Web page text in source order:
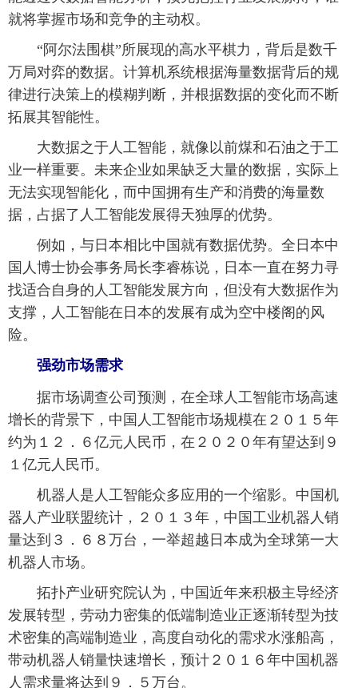
就将掌握市场和竞争的主动权。
“阿尔法围棋”所展现的高水平棋力，背后是数千
万局对弈的数据。计算机系统根据海量数据背后的规
律进行决策上的模糊判断，并根据数据的变化而不断
拓展其智能性。
大数据之于人工智能，就像以前煤和石油之于工
业一样重要。未来企业如果缺乏大量的数据，实际上
无法实现智能化，而中国拥有生产和消费的海量数
据，占据了人工智能发展得天独厚的优势。
例如，与日本相比中国就有数据优势。全日本中
国人博士协会事务局长李睿栋说，日本一直在努力寻
找适合自身的人工智能发展方向，但没有大数据作为
支撑，人工智能在日本的发展有成为空中楼阁的风
险。
强劲市场需求
据市场调查公司预测，在全球人工智能市场高速
增长的背景下，中国人工智能市场规模在２０１５年
约为１２．６亿元人民币，在２０２０年有望达到９
１亿元人民币。
机器人是人工智能众多应用的一个缩影。中国机
器人产业联盟统计，２０１３年，中国工业机器人销
量达到３．６８万台，一举超越日本成为全球第一大
机器人市场。
拓扑产业研究院认为，中国近年来积极主导经济
发展转型，劳动力密集的低端制造业正逐渐转型为技
术密集的高端制造业，高度自动化的需求水涨船高，
带动机器人销量快速增长，预计２０１６年中国机器
人需求量将达到９．５万台。